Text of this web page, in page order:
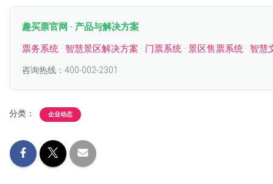
趣买票官网 · 产品与解决方案
票务系统 · 智慧景区解决方案 · 门票系统 · 景区售票系统 · 智慧
咨询热线：400-002-2301
分类： 企业动态